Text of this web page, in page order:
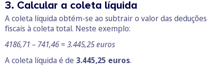
3. Calcular a coleta líquida
A coleta líquida obtém-se ao subtrair o valor das deduções
fiscais à coleta total. Neste exemplo:
4186,71 – 741,46 = 3.445,25 euros
A coleta líquida é de 3.445,25 euros.